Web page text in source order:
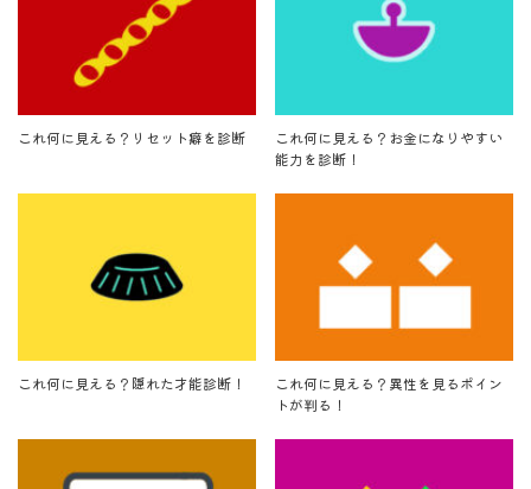
これ何に見える？リセット癖を診断
これ何に見える？お金になりやすい
能力を診断！
これ何に見える？隠れた才能診断！
これ何に見える？異性を見るポイン
トが判る！